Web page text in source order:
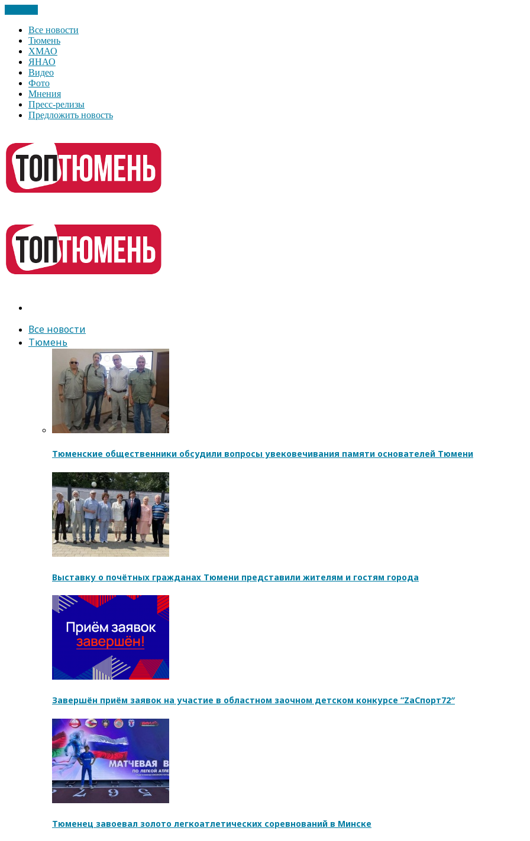
Все новости
Тюмень
ХМАО
ЯНАО
Видео
Фото
Мнения
Пресс-релизы
Предложить новость
Все новости
Тюмень
Тюменские общественники обсудили вопросы увековечивания памяти основателей Тюмени
Выставку о почётных гражданах Тюмени представили жителям и гостям города
Завершён приём заявок на участие в областном заочном детском конкурсе “ZаСпорт72″
Тюменец завоевал золото легкоатлетических соревнований в Минске